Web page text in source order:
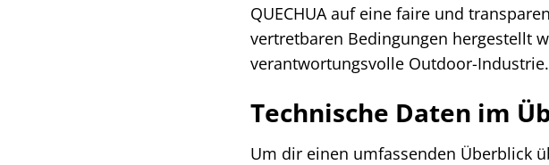
QUECHUA auf eine faire und
vertretbaren Bedingungen hergestellt
verantwortungsvolle Outdoor-Industrie.
Technische Daten im
Um dir einen umfassenden Überblick